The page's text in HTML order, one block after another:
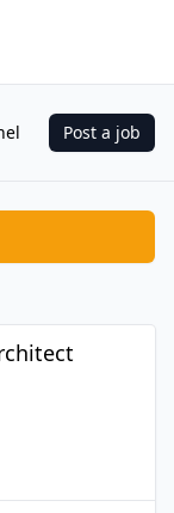
Post a job